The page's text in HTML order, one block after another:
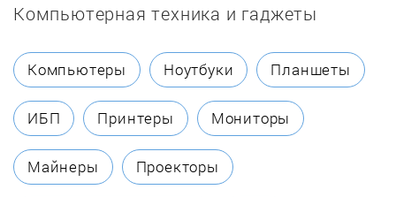
Coleman
Dakon
Danko
Компьютерная техника и гаджеты
Компьютеры Ноутбуки Планшеты
ИБП Принтеры Мониторы
Майнеры Проекторы